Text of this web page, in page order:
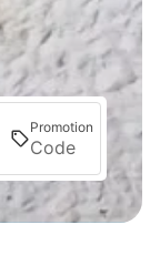
Promotion